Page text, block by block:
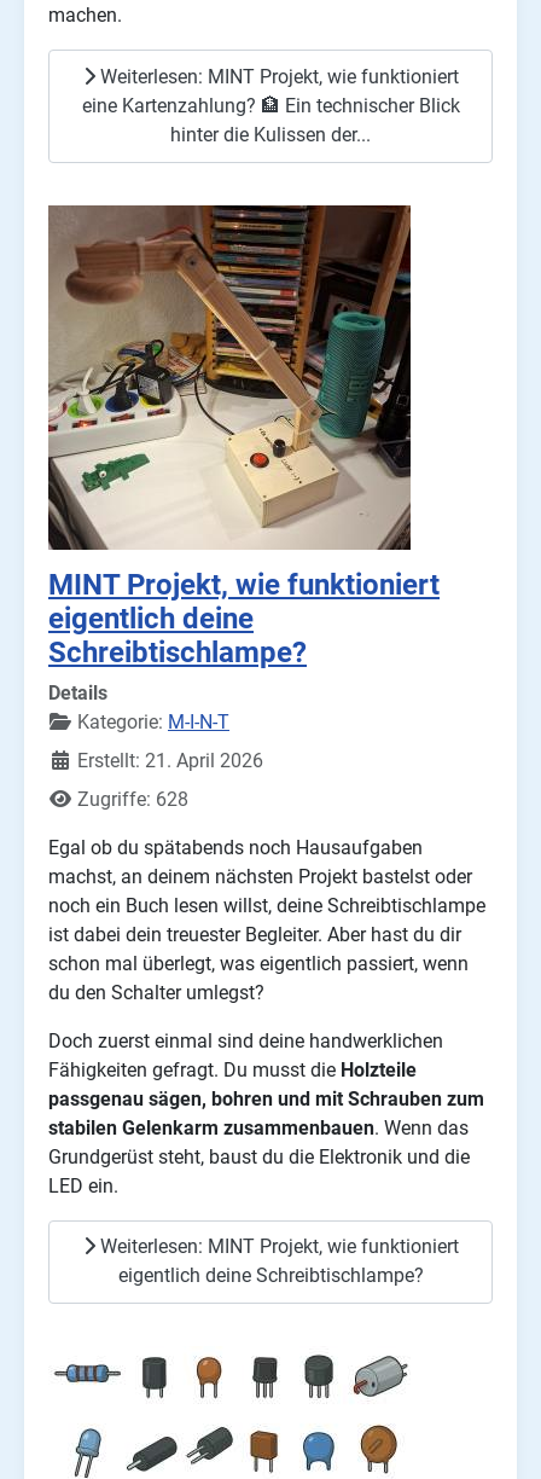
machen.
Weiterlesen: MINT Projekt, wie funktioniert
eine Kartenzahlung? 🏦 Ein technischer Blick
hinter die Kulissen der...
MINT Projekt, wie funktioniert
eigentlich deine
Schreibtischlampe?
Details
Kategorie: M-I-N-T
Erstellt: 21. April 2026
Zugriffe: 628
Egal ob du spätabends noch Hausaufgaben
machst, an deinem nächsten Projekt bastelst oder
noch ein Buch lesen willst, deine Schreibtischlampe
ist dabei dein treuester Begleiter. Aber hast du dir
schon mal überlegt, was eigentlich passiert, wenn
du den Schalter umlegst?
Doch zuerst einmal sind deine handwerklichen
Fähigkeiten gefragt. Du musst die Holzteile
passgenau sägen, bohren und mit Schrauben zum
stabilen Gelenkarm zusammenbauen. Wenn das
Grundgerüst steht, baust du die Elektronik und die
LED ein.
Weiterlesen: MINT Projekt, wie funktioniert
eigentlich deine Schreibtischlampe?